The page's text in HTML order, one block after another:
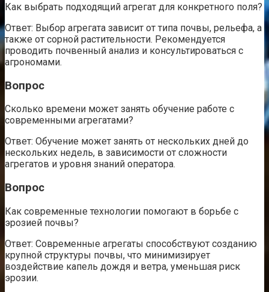
Как выбрать подходящий агрегат для конкретного поля?
Ответ: Выбор агрегата зависит от типа почвы, рельефа, а
также от сорной растительности. Рекомендуется
проводить почвенный анализ и консультироваться с
агрономами.
Вопрос
Сколько времени может занять обучение работе с
современными агрегатами?
Ответ: Обучение может занять от нескольких дней до
нескольких недель, в зависимости от сложности
агрегатов и уровня знаний оператора.
Вопрос
Как современные технологии помогают в борьбе с
эрозией почвы?
Ответ: Современные агрегаты способствуют созданию
крупной структуры почвы, что минимизирует
воздействие капель дождя и ветра, уменьшая риск
эрозии.